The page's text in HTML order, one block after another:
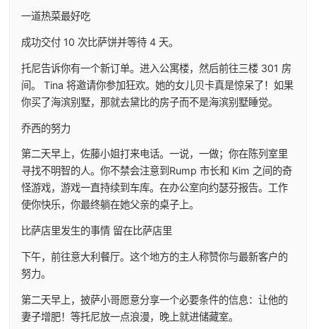
一道热菜最好吃
成功交付 10 次比萨饼并等待 4 天。
托尼告诉你有一个新订单。进入公寓楼，然后前往三楼 301 房
间。 Tina 将邀请你参加狂欢。她的女儿贝卡真是惊呆了！如果
你买了海滨别墅，那就去黛比的房子而不是海滨别墅睡觉。
乔西的努力
第二天早上，佐藤小姐打来电话。一说，一做；你在陈列室里
寻找不明智的人。你不禁会注意到Rump 市长和 Kim 之间的奇
怪游戏，游戏一直持续到车库。在办公室向约瑟芬报告。工作
使你快乐，你最终躺在她父亲的桌子上。
比萨店里发生的事情 留在比萨店里
下午，前往意大利餐厅。这个地方的主人称赞你与最新客户的
努力。
第二天早上，披萨小哥愿意分享一个必要条件的信息：让他的
妻子增肥！等托尼放一点浪漫，晚上就进储藏室。